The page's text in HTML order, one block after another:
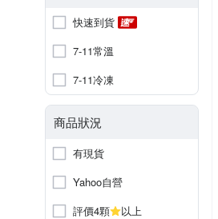
快速到貨
7-11常溫
7-11冷凍
商品狀況
有現貨
Yahoo自營
評價4顆
以上